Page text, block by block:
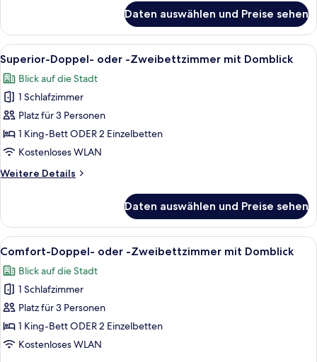
Doppel-
oder
-
Zweibettzimmer
Daten auswählen und Preise sehen
Alle
Fotos
für
Superior-
Doppel-
oder
-
mit
Ein Hotelzimmer mit einem großen
18
Superior-Doppel- oder -Zweibettzimmer mit Domblick
Blick auf die Stadt
1 Schlafzimmer
Platz für 3 Personen
1 King-Bett ODER 2 Einzelbetten
Kostenloses WLAN
Weitere Details
Weitere
Doppel-
oder
-
Zweibettzimmer
mit
Domblick
Daten auswählen und Preise sehen
Alle
Fotos
für
Comfort-
Doppel-
oder
-
Ein Hotelzimmer mit einem großen
12
Comfort-Doppel- oder -Zweibettzimmer mit Domblick
Blick auf die Stadt
1 Schlafzimmer
Platz für 3 Personen
1 King-Bett ODER 2 Einzelbetten
Kostenloses WLAN